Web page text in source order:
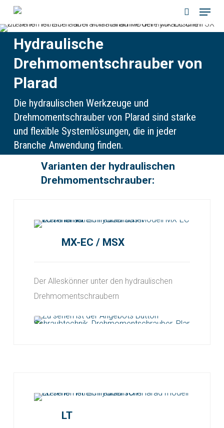
Skip
to
main
content
search
Menu
Hydraulische
Drehmomentschrauber von
Plarad
Die hydraulischen Werkzeuge und
Drehmomentschrauber von Plarad sind starke
und flexible Systemlösungen, die in jeder
Branche Anwendung finden.
Varianten der hydraulischen
Drehmomentschrauber:
MX-EC / MSX
Der Alleskönner unter den hydraulischen
Drehmomentschraubern
LT